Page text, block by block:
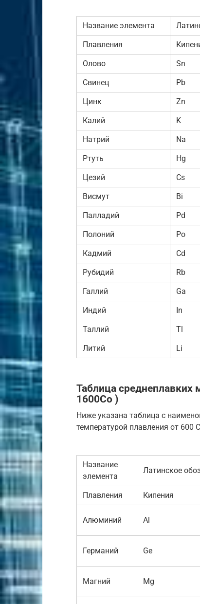
Название элемента
Плавления
Олово Sn
Свинец Pb
Цинк Zn
Калий K
Натрий Na
Ртуть Hg
Цезий Cs
Висмут Bi
Палладий Pd
Полоний Po
Кадмий Cd
Рубидий Rb
Галлий Ga
Индий In
Таллий Tl
Литий Li
Таблица среднеплавких
1600Со )
Ниже указана таблица с
температурой плавления от 600
Название
элемента
Латинское
Плавления Кипения
Алюминий Al
Германий Ge
Магний Mg